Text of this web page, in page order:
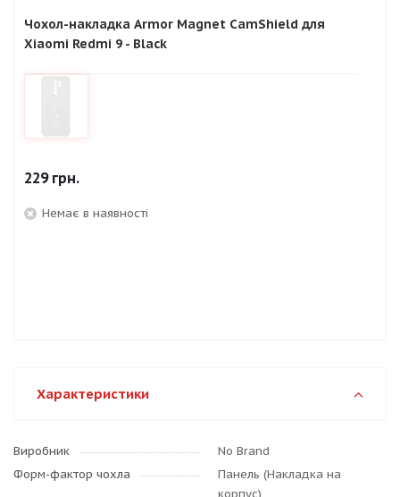
Чохол-накладка Armor Magnet CamShield для
Xiaomi Redmi 9 - Black
229грн.
Немає в наявності
Характеристики
Виробник
No Brand
Форм-фактор чохла
Панель (Накладка на
корпус)